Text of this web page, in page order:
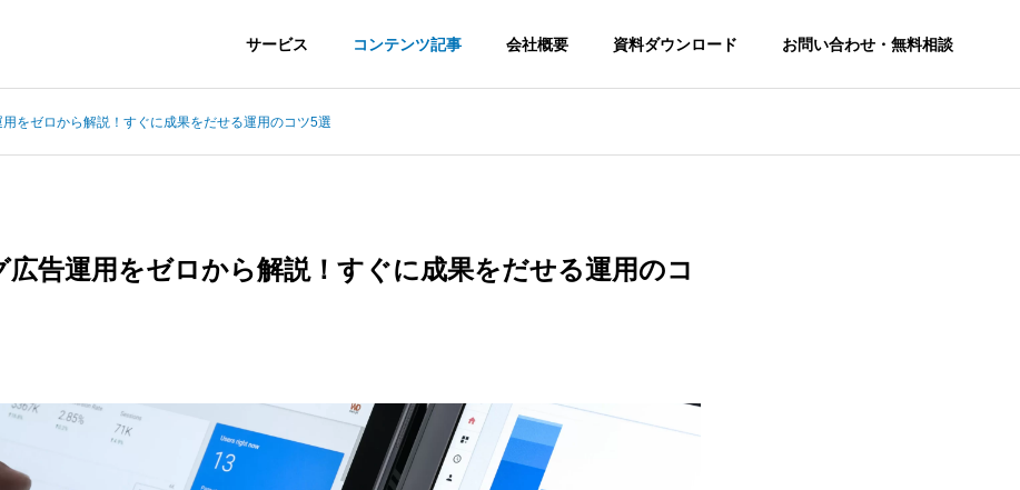
サービス コンテンツ記事 会社概要 資料ダウンロード お問い合わせ・無料相談
ティング支援
Advertisement
広告運用・内製支援
SEO Consulting Service
をゼロから解説！すぐに成果をだせる運用のコツ5選
広告運用をゼロから解説！すぐに成果をだせる運用のコ